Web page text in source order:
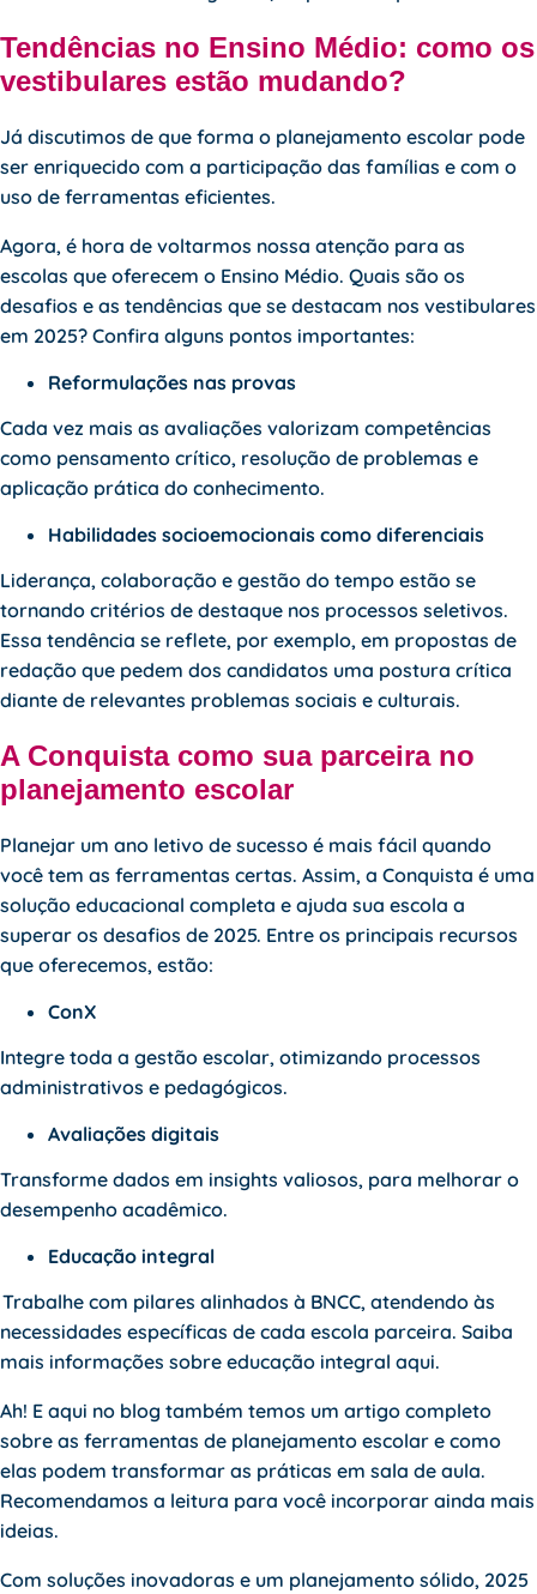
Tendências no Ensino Médio: como os
vestibulares estão mudando?
Já discutimos de que forma o planejamento escolar pode
ser enriquecido com a participação das famílias e com o
uso de ferramentas eficientes.
Agora, é hora de voltarmos nossa atenção para as
escolas que oferecem o Ensino Médio. Quais são os
desafios e as tendências que se destacam nos vestibulares
em 2025? Confira alguns pontos importantes:
Reformulações nas provas
Cada vez mais as avaliações valorizam competências
como pensamento crítico, resolução de problemas e
aplicação prática do conhecimento.
Habilidades socioemocionais como diferenciais
Liderança, colaboração e gestão do tempo estão se
tornando critérios de destaque nos processos seletivos.
Essa tendência se reflete, por exemplo, em propostas de
redação que pedem dos candidatos uma postura crítica
diante de relevantes problemas sociais e culturais.
A Conquista como sua parceira no
planejamento escolar
Planejar um ano letivo de sucesso é mais fácil quando
você tem as ferramentas certas. Assim, a Conquista é uma
solução educacional completa e ajuda sua escola a
superar os desafios de 2025. Entre os principais recursos
que oferecemos, estão:
ConX
Integre toda a gestão escolar, otimizando processos
administrativos e pedagógicos.
Avaliações digitais
Transforme dados em insights valiosos, para melhorar o
desempenho acadêmico.
Educação integral
Trabalhe com pilares alinhados à BNCC, atendendo às
necessidades específicas de cada escola parceira. Saiba
mais informações sobre educação integral aqui.
Ah! E aqui no blog também temos um artigo completo
sobre as ferramentas de planejamento escolar e como
elas podem transformar as práticas em sala de aula.
Recomendamos a leitura para você incorporar ainda mais
ideias.
Com soluções inovadoras e um planejamento sólido, 2025